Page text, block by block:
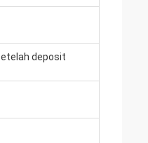
deposit